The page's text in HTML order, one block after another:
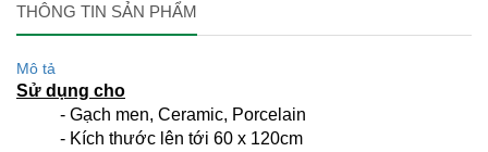
THÔNG TIN SẢN PHẨM
Mô tả
Sử dụng cho
- Gạch men, Ceramic, Porcelain
- Kích thước lên tới 60 x 120cm